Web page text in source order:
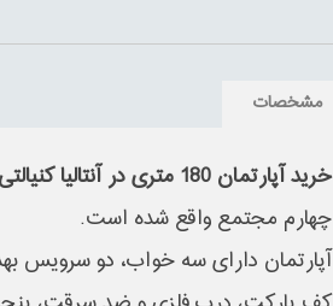
مشخصات
خرید آپارتمان 180 متری در آنتالیا کنیالتی با پارکینگ سرپوشیده
چهارم مجتمع واقع شده است.
آپارتمان دارای سه خواب، دو سرویس